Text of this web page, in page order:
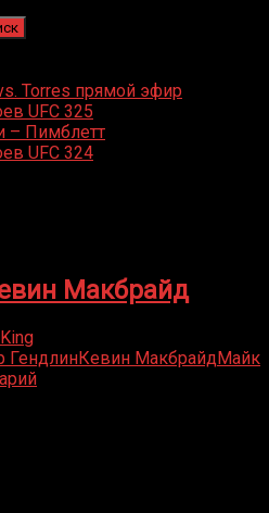
Torres прямой эфир
UFC 325
– Пимблетт
UFC 324
Макбрайд
ГендлинКевин МакбрайдМайк